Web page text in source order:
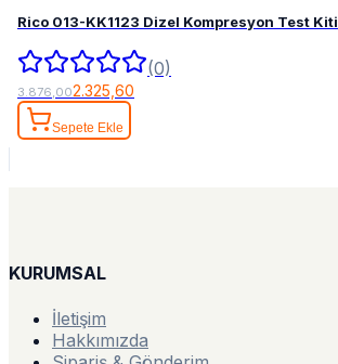
Rico 013-KK1123 Dizel Kompresyon Test Kiti
(0)
3.876,002.325,60
Sepete Ekle
KURUMSAL
İletişim
Hakkımızda